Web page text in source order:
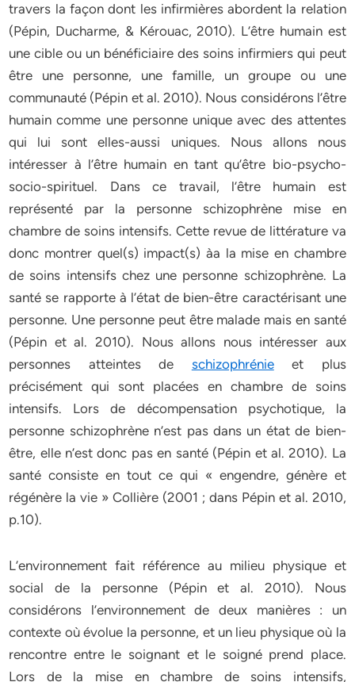
travers la façon dont les infirmières abordent la relation
(Pépin, Ducharme, & Kérouac, 2010). L’être humain est
une cible ou un bénéficiaire des soins infirmiers qui peut
être une personne, une famille, un groupe ou une
communauté (Pépin et al. 2010). Nous considérons l’être
humain comme une personne unique avec des attentes
qui lui sont elles-aussi uniques. Nous allons nous
intéresser à l’être humain en tant qu’être bio-psycho-
socio-spirituel. Dans ce travail, l’être humain est
représenté par la personne schizophrène mise en
chambre de soins intensifs. Cette revue de littérature va
donc montrer quel(s) impact(s) àa la mise en chambre
de soins intensifs chez une personne schizophrène. La
santé se rapporte à l’état de bien-être caractérisant une
personne. Une personne peut être malade mais en santé
(Pépin et al. 2010). Nous allons nous intéresser aux
personnes atteintes de schizophrénieet plus
précisément qui sont placées en chambre de soins
intensifs. Lors de décompensation psychotique, la
personne schizophrène n’est pas dans un état de bien-
être, elle n’est donc pas en santé (Pépin et al. 2010). La
santé consiste en tout ce qui « engendre, génère et
régénère la vie » Collière (2001 ; dans Pépin et al. 2010,
p.10).
L’environnement fait référence au milieu physique et
social de la personne (Pépin et al. 2010). Nous
considérons l’environnement de deux manières : un
contexte où évolue la personne, et un lieu physique où la
rencontre entre le soignant et le soigné prend place.
Lors de la mise en chambre de soins intensifs,